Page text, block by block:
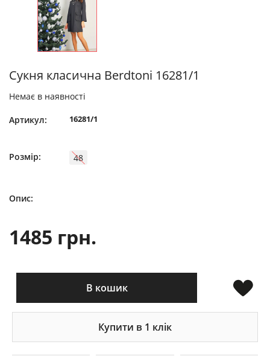
Сукня класична Berdtoni 16281/1
Немає в наявності
Артикул: 16281/1
Розмір: 48
Опис:
1485 грн.
В кошик
Купити в 1 клік